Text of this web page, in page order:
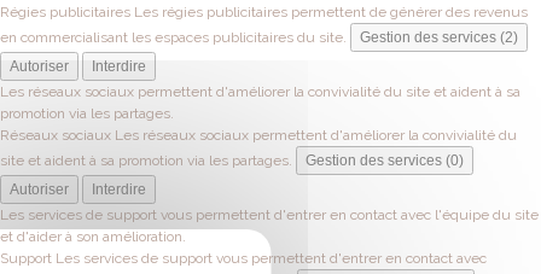
Régies publicitaires Les régies publicitaires permettent de générer des revenus
en commercialisant les espaces publicitaires du site.
Gestion des services (2)
Autoriser
Interdire
Les réseaux sociaux permettent d'améliorer la convivialité du site et aident à sa
promotion via les partages.
Réseaux sociaux Les réseaux sociaux permettent d'améliorer la convivialité du
site et aident à sa promotion via les partages.
Gestion des services (0)
Autoriser
Interdire
Les services de support vous permettent d'entrer en contact avec l'équipe du site
et d'aider à son amélioration.
Support Les services de support vous permettent d'entrer en contact avec